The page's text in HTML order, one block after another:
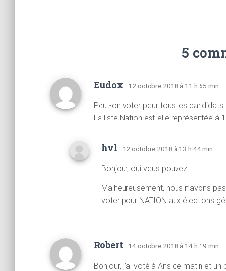
5
Eudox · 12 octobre 2018 à 11 h 55 min
Peut-on voter pour tous les
La liste Nation est-elle représentée à
hvl · 12 octobre 2018 à 13 h 44 min
Bonjour, oui vous pouvez
Malheureusement, nous n’avons
voter pour NATION aux élections
Robert · 14 octobre 2018 à 14 h 19 min
Bonjour, j’ai voté à Ans ce matin et